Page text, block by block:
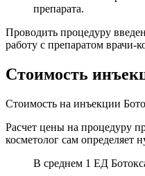
препарата.
Проводить процедуру
работу с препаратом врачи-
Стоимость
Стоимость на инъекции
Расчет цены на процедуру
косметолог сам определяет
В среднем 1 ЕД